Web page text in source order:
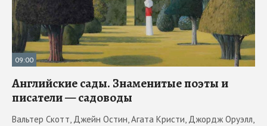
09:00
Английские сады. Знаменитые поэты и
писатели — садоводы
Вальтер Скотт, Джейн Остин, Агата Кристи, Джордж Оруэлл,